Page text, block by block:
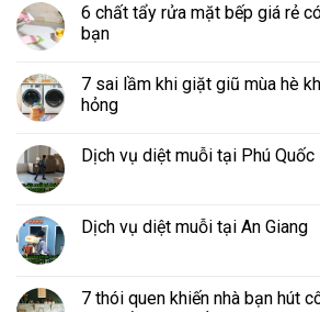
6 chất tẩy rửa mặt bếp giá rẻ
bạn
7 sai lầm khi giặt giũ mùa hè
hỏng
Dịch vụ diệt muỗi tại Phú Quốc
Dịch vụ diệt muỗi tại An Giang
7 thói quen khiến nhà bạn hút